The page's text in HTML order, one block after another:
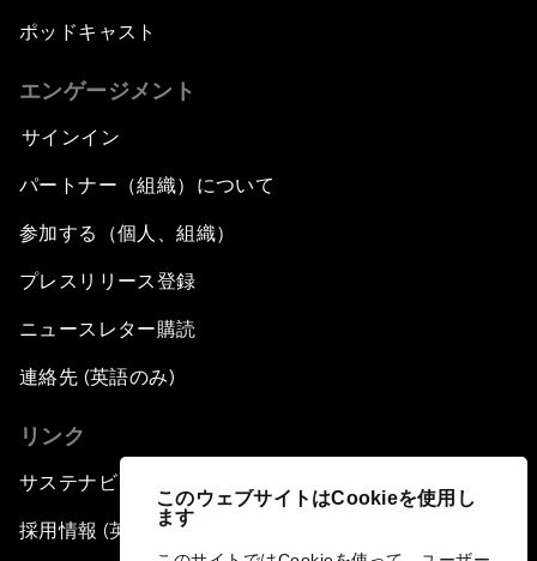
このウェブサイトはCookieを使用し
ます
ポッドキャスト
エンゲージメント
サインイン
パートナー（組織）について
参加する（個人、組織）
プレスリリース登録
ニュースレター購読
連絡先 (英語のみ)
リンク
サステナビリティへの取り組み
採用情報 (英語のみ)